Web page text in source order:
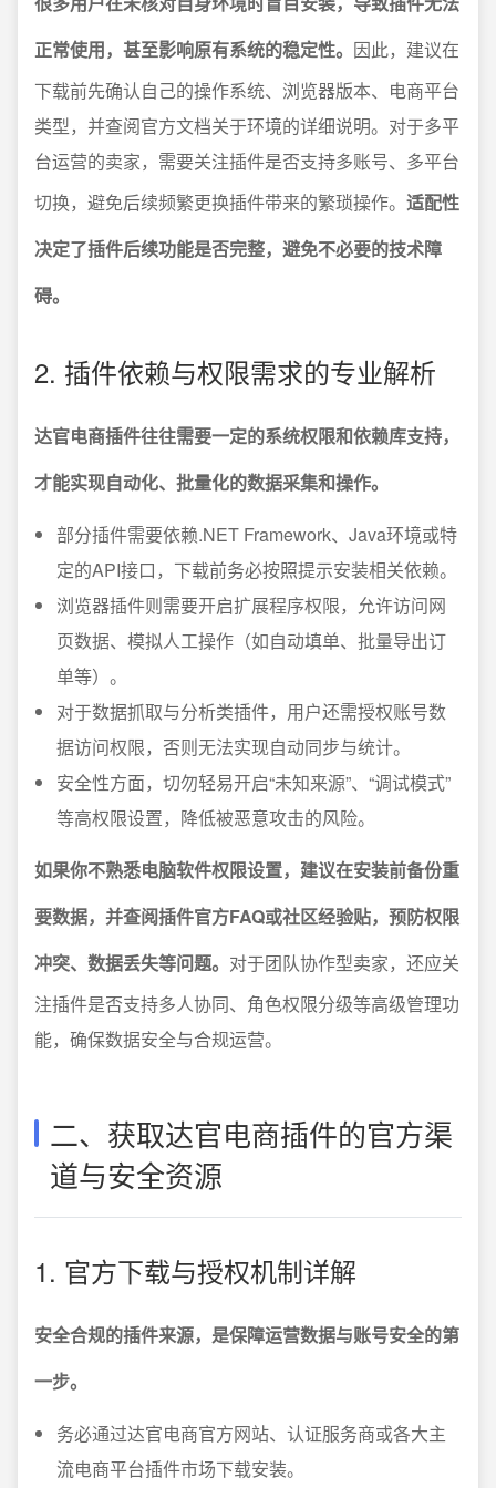
正常使用，甚至影响原有系统的稳定性。 因此，建议在
下载前先确认自己的操作系统、浏览器版本、电商平台
类型，并查阅官方文档关于环境的详细说明。对于多平
台运营的卖家，需要关注插件是否支持多账号、多平台
切换，避免后续频繁更换插件带来的繁琐操作。 适配性
决定了插件后续功能是否完整，避免不必要的技术障
碍。
2. 插件依赖与权限需求的专业解析
达官电商插件往往需要一定的系统权限和依赖库支持，
才能实现自动化、批量化的数据采集和操作。
部分插件需要依赖.NET Framework、Java环境或特
定的API接口，下载前务必按照提示安装相关依赖。
浏览器插件则需要开启扩展程序权限，允许访问网
页数据、模拟人工操作（如自动填单、批量导出订
单等）。
对于数据抓取与分析类插件，用户还需授权账号数
据访问权限，否则无法实现自动同步与统计。
安全性方面，切勿轻易开启“未知来源”、“调试模式”
等高权限设置，降低被恶意攻击的风险。
如果你不熟悉电脑软件权限设置，建议在安装前备份重
要数据，并查阅插件官方FAQ或社区经验贴，预防权限
冲突、数据丢失等问题。 对于团队协作型卖家，还应关
注插件是否支持多人协同、角色权限分级等高级管理功
能，确保数据安全与合规运营。
二、获取达官电商插件的官方渠
道与安全资源
1. 官方下载与授权机制详解
安全合规的插件来源，是保障运营数据与账号安全的第
一步。
务必通过达官电商官方网站、认证服务商或各大主
流电商平台插件市场下载安装。